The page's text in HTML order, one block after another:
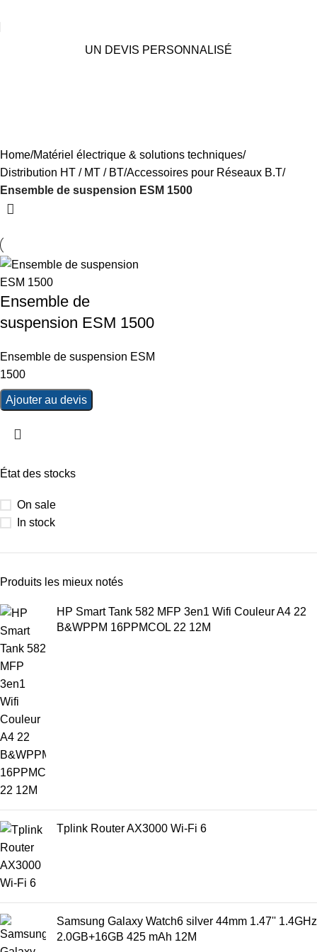
UN DEVIS PERSONNALISÉ
État des stocks
On sale
In stock
Produits les mieux notés
HP Smart Tank 582 MFP 3en1 Wifi Couleur A4 22
B&WPPM 16PPMCOL 22 12M
Tplink Router AX3000 Wi-Fi 6
Samsung Galaxy Watch6 silver 44mm 1.47'' 1.4GHz
2.0GB+16GB 425 mAh 12M
Home Matériel électrique & solutions techniques
Distribution HT / MT / BT Accessoires pour Réseaux B.T
Ensemble de suspension ESM 1500
Ensemble de
suspension ESM 1500
Ensemble de suspension ESM
1500
Ajouter au devis